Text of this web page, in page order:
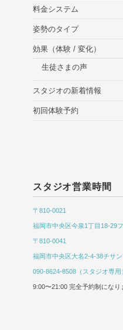
料金システム
姿勢のタイプ
効果（体験 / 変化）
生徒さまの声
スタジオの新着情報
初回体験予約
スタジオ営業時間
〒810-0021
福岡市中央区今泉1丁目18-29
〒810-0041
福岡市中央区大名2-4-38チサ
090-8624-8508（スタジオ専用
9:00〜21:00 完全予約制になり